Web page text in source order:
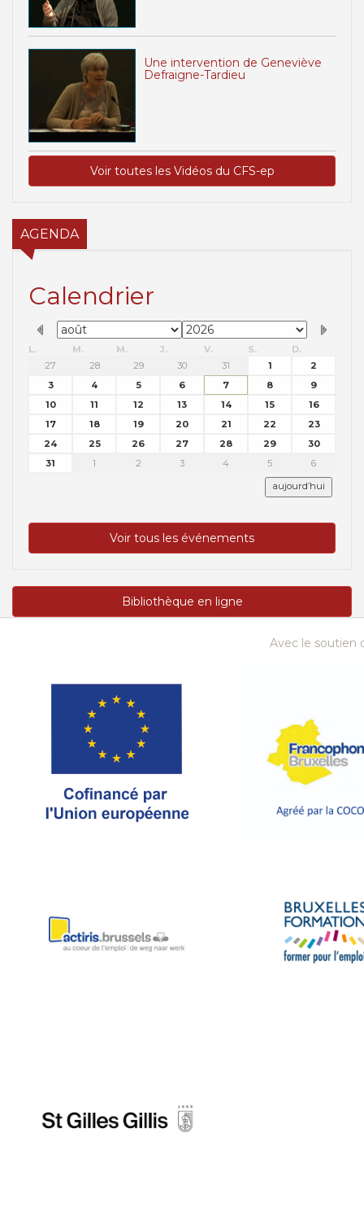
Une intervention de Geneviève
Defraigne-Tardieu
Voir toutes les Vidéos du CFS-ep
AGENDA
Calendrier
L. M. M. J. V. S.
D.
27
28 29 30 31 1
2
3
4 5 6 7 8
9
10
11 12 13 14 15
16
17
18 19 20 21 22
23
24
25 26 27 28 29
30
31
1 2 3 4 5 6
aujourd’hui
Voir tous les événements
Bibliothèque en ligne
Avec le soutien